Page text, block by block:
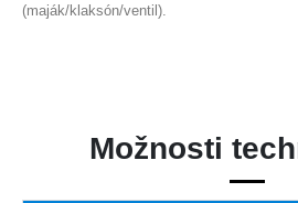
(maják/klaksón/ventil).
Možnosti